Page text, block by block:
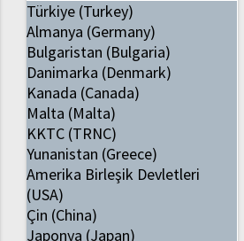
Türkiye (Turkey)
Almanya (Germany)
Bulgaristan (Bulgaria)
Danimarka (Denmark)
Kanada (Canada)
Malta (Malta)
KKTC (TRNC)
Yunanistan (Greece)
Amerika Birleşik Devletleri
(USA)
Çin (China)
Japonya (Japan)